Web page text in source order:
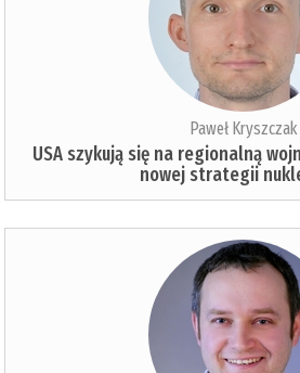
Paweł Kryszczak
USA szykują się na regionalną
nowej strategii